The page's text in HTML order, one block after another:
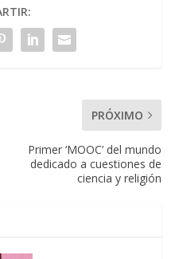
PRÓXIMO
Primer ‘MOOC’ del mundo
dedicado a cuestiones de
ciencia y religión